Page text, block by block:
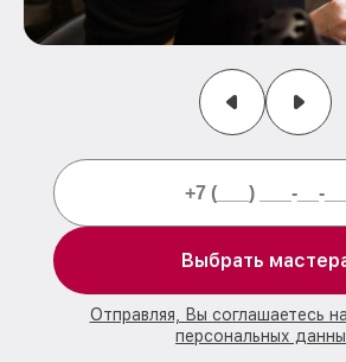
Выбрать
Отправляя, Вы соглашаетесь
персональных